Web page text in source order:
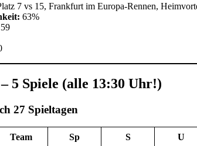
7 vs 15, Frankfurt im Europa-Rennen,
63%
5 Spiele (alle 13:30 Uhr!)
27 Spieltagen
Team Sp S U